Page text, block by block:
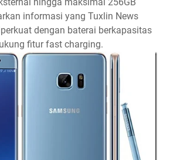
hingga maksimal 256GB
informasi yang Tuxlin News
dengan baterai berkapasitas
fitur fast charging.